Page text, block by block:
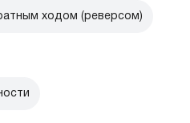
ходом (реверсом)